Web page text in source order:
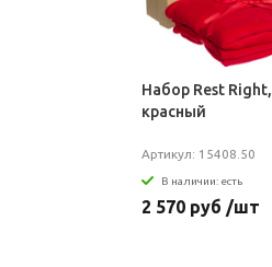
Набор Rest Right,
красный
Артикул: 15408.50
В наличии: есть
2 570 руб /шт